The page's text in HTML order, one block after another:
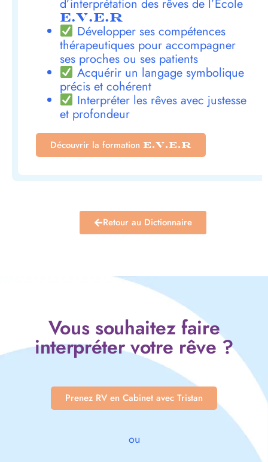
d’interprétation des rêves de l’École
E.V.E.R
Développer ses compétences
thérapeutiques pour accompagner
ses proches ou ses patients
Acquérir un langage symbolique
précis et cohérent
Interpréter les rêves avec justesse
et profondeur
Découvrir la formation E.V.E.R
Retour au Dictionnaire
Vous souhaitez faire
interpréter votre rêve ?
Prenez RV en Cabinet avec Tristan
ou